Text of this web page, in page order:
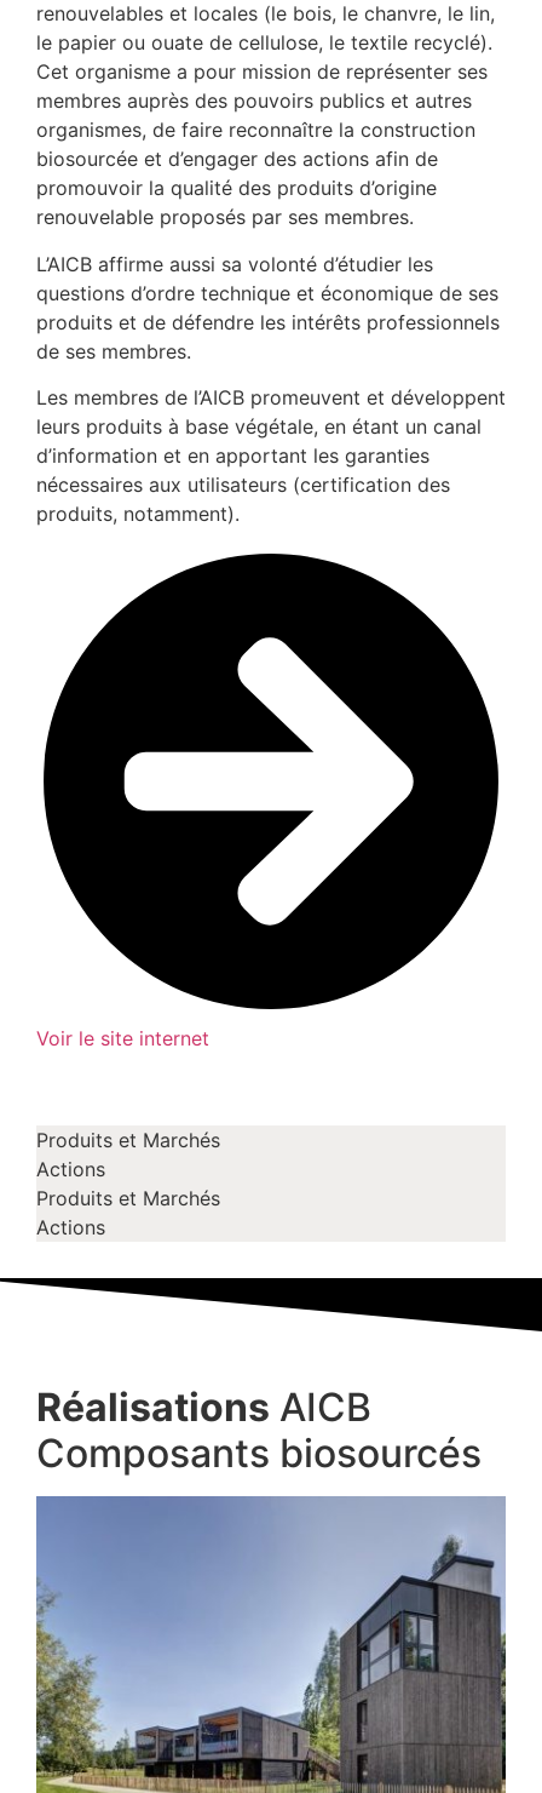
renouvelables et locales (le bois, le chanvre, le lin,
le papier ou ouate de cellulose, le textile recyclé).
Cet organisme a pour mission de représenter ses
membres auprès des pouvoirs publics et autres
organismes, de faire reconnaître la construction
biosourcée et d’engager des actions afin de
promouvoir la qualité des produits d’origine
renouvelable proposés par ses membres.
L’AICB affirme aussi sa volonté d’étudier les
questions d’ordre technique et économique de ses
produits et de défendre les intérêts professionnels
de ses membres.
Les membres de l’AICB promeuvent et développent
leurs produits à base végétale, en étant un canal
d’information et en apportant les garanties
nécessaires aux utilisateurs (certification des
produits, notamment).
Voir le site internet
Produits et Marchés
Actions
Produits et Marchés
Actions
Réalisations AICB
Composants biosourcés